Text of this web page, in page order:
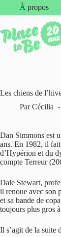
À propos
Les chiens de
Par Cécilia
Dan Simmons est
ans. En 1982, il
d’Hypérion et du
compte Terreur
Dale Stewart,
il renoue avec son
et sa bande de
toujours plus gros
Il s’agit de la suite